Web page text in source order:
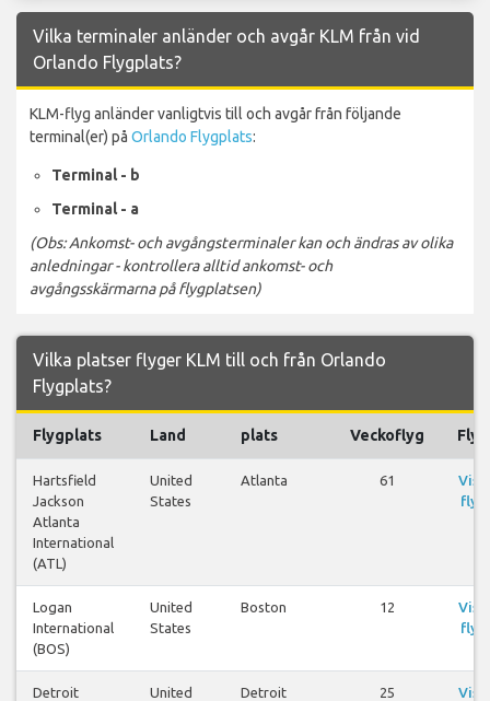
Vilka terminaler anländer och avgår KLM från vid
Orlando Flygplats?
KLM-flyg anländer vanligtvis till och avgår från följande
terminal(er) på Orlando Flygplats:
Terminal - b
Terminal - a
(Obs: Ankomst- och avgångsterminaler kan och ändras av olika
anledningar - kontrollera alltid ankomst- och
avgångsskärmarna på flygplatsen)
Vilka platser flyger KLM till och från Orlando
Flygplats?
Flygplats Land plats Veckoflyg Flyg
Hartsfield
Jackson
Atlanta
International
(ATL)
United
States
Atlanta 61
Visa
flyg
Logan
International
(BOS)
United
States
Boston 12
Visa
flyg
Detroit
United
Detroit 25
Visa